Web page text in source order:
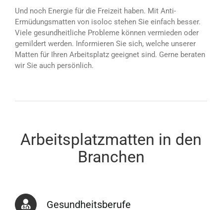
Und noch Energie für die Freizeit haben. Mit Anti-
Ermüdungsmatten von isoloc stehen Sie einfach besser.
Viele gesundheitliche Probleme können vermieden oder
gemildert werden. Informieren Sie sich, welche unserer
Matten für Ihren Arbeitsplatz geeignet sind. Gerne beraten
wir Sie auch persönlich.
Arbeitsplatzmatten in den
Branchen
Gesundheitsberufe